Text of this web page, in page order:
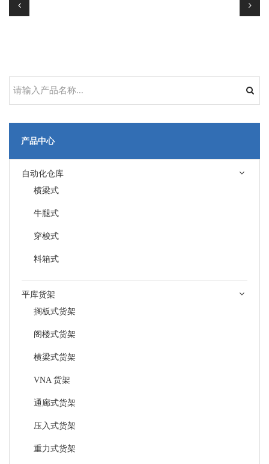
产品中心
自动化仓库
横梁式
牛腿式
穿梭式
料箱式
平库货架
搁板式货架
阁楼式货架
横梁式货架
VNA 货架
通廊式货架
压入式货架
重力式货架